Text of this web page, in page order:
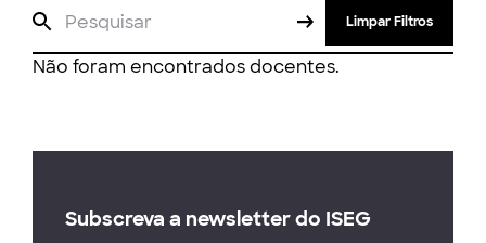
Limpar Filtros
Não foram encontrados docentes.
Subscreva a newsletter do ISEG